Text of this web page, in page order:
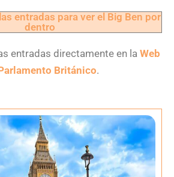
entradas para ver el Big Ben por
dentro
entradas directamente en la Web
Británico.